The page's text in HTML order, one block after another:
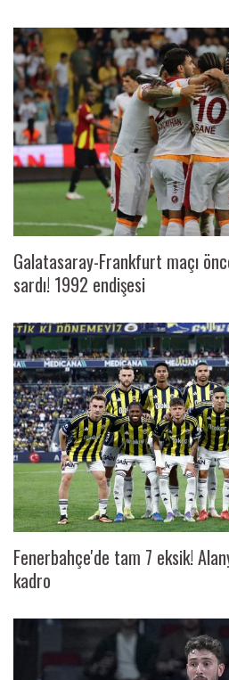
Galatasaray-Frankfurt maçı
sardı! 1992 endişesi
Fenerbahçe'de tam 7 eksik!
kadro